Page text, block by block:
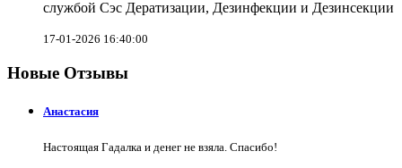
службой Сэс Дератизации, Дезинфекции и Дезинсекции
17-01-2026 16:40:00
Новые Отзывы
Анастасия
Настоящая Гадалка и денег не взяла. Спасибо!